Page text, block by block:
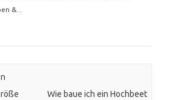
&...
Wie baue ich ein Hochbeet